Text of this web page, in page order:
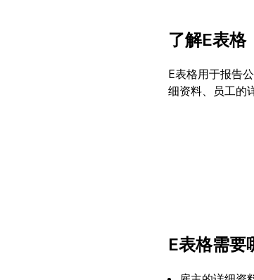
了解E表格
E表格用于报告
细资料、员工的
E表格需要